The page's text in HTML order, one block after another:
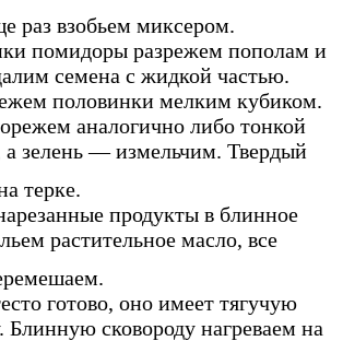
раз взобьем миксером.
помидоры разрежем пополам и
семена с жидкой частью.
половинки мелким кубиком.
аналогично либо тонкой
а зелень — измельчим. Твердый
терке.
продукты в блинное
растительное масло, все
готово, оно имеет тягучую
Блинную сковороду нагреваем на